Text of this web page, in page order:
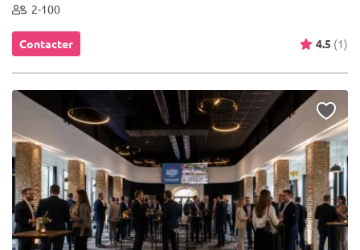
2-100
Contacter 4.5 (1)